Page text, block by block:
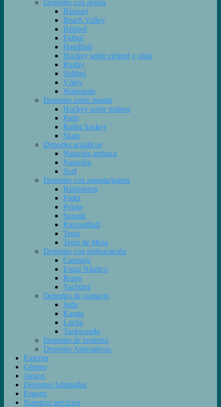
Deportes con pelota
Básquet
Beach Volley
Béisbol
Fútbol
Handball
Hockey sobre césped y pista
Rugby
Sóftbol
Vóley
Waterpolo
Deportes sobre ruedas
Hockey sobre patines
Patín
Roller hockey
Skate
Deportes acuáticos
Natación artística
Natación
Surf
Deportes con raqueta/paleta
Bádminton
Pádel
Pelota
Squash
Racquetball
Tenis
Tenis de Mesa
Deportes con embarcación
Canotaje
Esquí Náutico
Remo
Yachting
Deportes de contacto
Judo
Karate
Lucha
Taekwondo
Deportes de invierno
Deportes Alternativos
Exterior
Género
Juegos
Deportes Adaptados
Esports
Nuestros servicios